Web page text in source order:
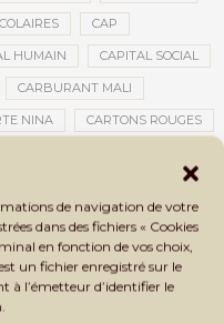
de navigation de votre
dans des fichiers « Cookies
en fonction de vos choix,
un fichier enregistré sur le
l’émetteur d’identifier le
CAP
HUMAIN CAPITAL SOCIAL
CARBURANT MALI
NINA CARTONS ROUGES
VISA CDAT CECOGEC
NATIONALE CEMAC
CENOU CENSURE
SOLAIRE